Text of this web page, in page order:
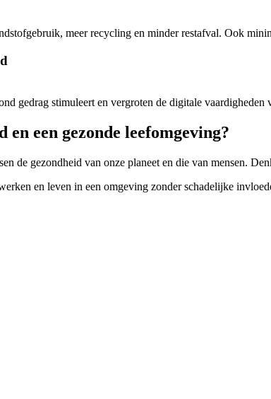
meer recycling en minder restafval. Ook
gedrag stimuleert en vergroten de digitale vaardigheden
een gezonde leefomgeving?
de gezondheid van onze planeet en die van mensen.
en leven in een omgeving zonder schadelijke